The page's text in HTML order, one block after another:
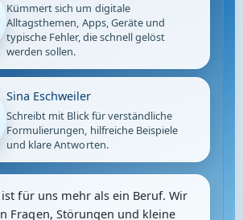
Kümmert sich um digitale
Alltagsthemen, Apps, Geräte und
typische Fehler, die schnell gelöst
werden sollen.
Sina Eschweiler
Schreibt mit Blick für verständliche
Formulierungen, hilfreiche Beispiele
und klare Antworten.
für uns mehr als ein Beruf. Wir
Fragen, Störungen und kleine